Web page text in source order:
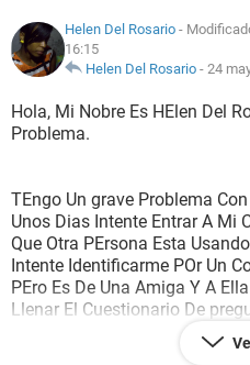
Helen Del Rosario -
16:15
Helen Del Rosario -24
Hola, Mi Nobre Es HElen Del
Problema.
TEngo Un grave Problema
Unos Dias Intente Entrar A Mi
Que Otra PErsona Esta
Intente Identificarme POr Un
PEro Es De Una Amiga Y A
Llenar El Cuestionario De
Quiera Sigue Igual,. TAmbien
Contraseña Y Cuando ME